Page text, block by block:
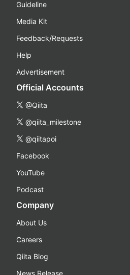
Guideline
Media Kit
Feedback/Requests
Help
Advertisement
Official Accounts
@Qiita
@qiita_milestone
@qiitapoi
Facebook
YouTube
Podcast
Company
About Us
Careers
Qiita Blog
News Release